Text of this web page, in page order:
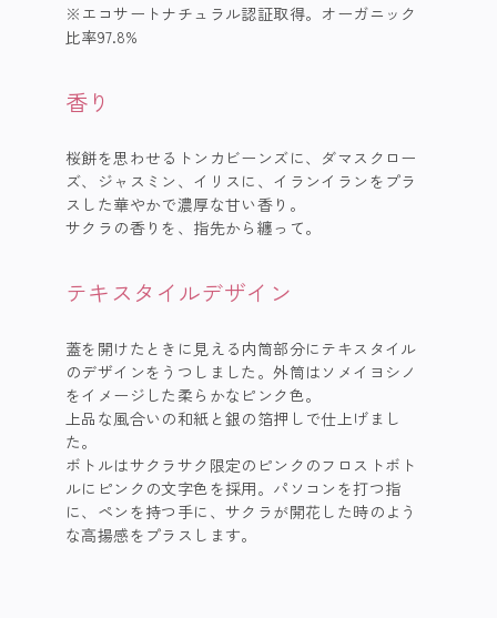
※エコサートナチュラル認証取得​。オーガニック
比率97.8%​
香り
桜餅を思わせるトンカビーンズに、ダマスクロー
ズ、ジャスミン、イリスに、イランイランをプラ
スした華やかで濃厚な甘い香り。​
​サクラの香りを、指先から纏って。
テキスタイルデザイン
蓋を開けたときに見える内筒部分にテキスタイル
のデザインをうつしました。外筒はソメイヨシノ
をイメージした柔らかなピンク色。
上品な風合いの和紙と銀の箔押しで仕上げまし
た。
ボトルはサクラサク限定のピンクのフロストボト
ルにピンクの文字色を採用。パソコンを打つ指
に、ペンを持つ手に、サクラが開花した時のよう
な高揚感をプラスします。